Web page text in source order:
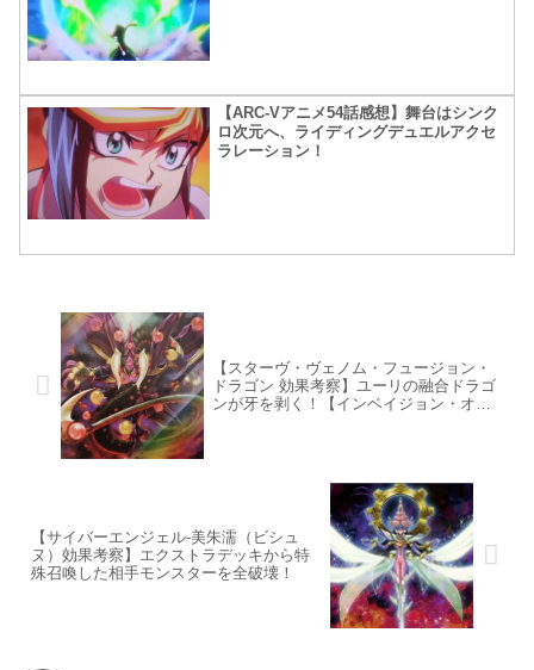
【ARC-Vアニメ54話感想】舞台はシンク
ロ次元へ、ライディングデュエルアクセ
ラレーション！
【スターヴ・ヴェノム・フュージョン・
ドラゴン 効果考察】ユーリの融合ドラゴ
ンが牙を剥く！【インベイジョン・オ
【サイバーエンジェル-美朱濡（ビシュ
ヌ）効果考察】エクストラデッキから特
殊召喚した相手モンスターを全破壊！